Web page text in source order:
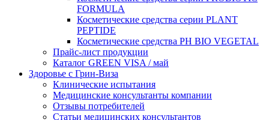
FORMULA
Косметические средства серии PLANT
PEPTIDE
Косметические средства PH BIO VEGETAL
Прайс-лист продукции
Каталог GREEN VISA / май
Здоровье с Грин-Виза
Клинические испытания
Медицинские консультанты компании
Отзывы потребителей
Статьи медицинских консультантов